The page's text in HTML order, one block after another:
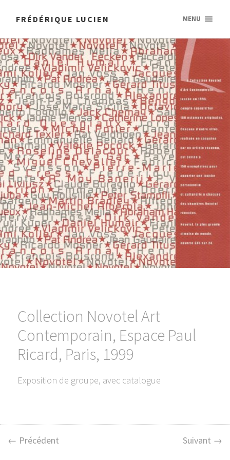
FRÉDÉRIQUE LUCIEN MENU
Collection Novotel Art
Contemporain, Espace Paul
Ricard, Paris, 1999
Exposition de groupe, avec catalogue
← Précédent Suivant →